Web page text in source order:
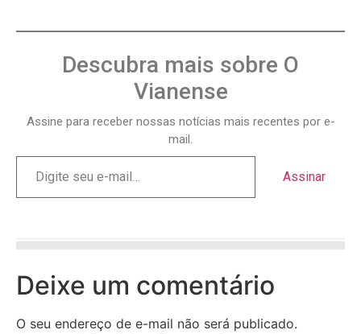
Descubra mais sobre O
Vianense
Assine para receber nossas notícias mais recentes por e-
mail.
Assinar
Deixe um comentário
O seu endereço de e-mail não será publicado.